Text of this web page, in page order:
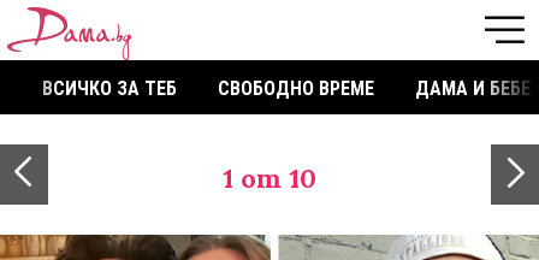
ВСИЧКО ЗА ТЕБ СВОБОДНО ВРЕМЕ ДАМА И БЕБЕ
1 от 10